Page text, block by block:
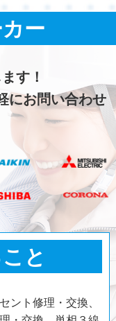
ー
す！
にお問い合わせ
と
ント修理・交換、